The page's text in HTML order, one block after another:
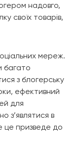
надовго,
своїх товарів,
мереж.
багато
з блогерську
ефективний
для
з’являтися в
це призведе до